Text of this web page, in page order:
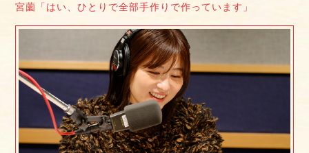
宮薗「はい、ひとりで全部手作りで作っています」